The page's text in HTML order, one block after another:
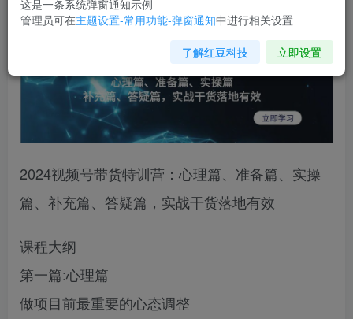
2024视频号带货特训营：心理篇、准备篇、实操
篇、补充篇、答疑篇，实战干货落地有效
课程大纲
第一篇:心理篇
做项目前最重要的心态调整
这是一条系统弹窗通知示例
管理员可在主题设置-常用功能-弹窗通知中进行相关设置
了解红豆科技 立即设置